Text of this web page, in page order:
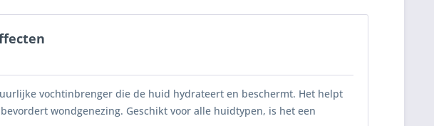
vochtinbrenger die de huid hydrateert en beschermt. Het helpt
wondgenezing. Geschikt voor alle huidtypen, is het een